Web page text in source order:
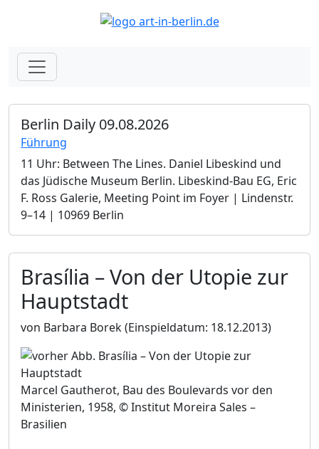
Berlin Daily 09.08.2026
Führung
11 Uhr: Between The Lines. Daniel Libeskind und
das Jüdische Museum Berlin.­ Libeskind-Bau EG, Eric
F. Ross Galerie, Meeting Point im Foyer | Lindenstr.
9–14 | 10969 Berlin
Brasília – Von der Utopie zur
Hauptstadt
von Barbara Borek(Einspieldatum: 18.12.2013)
Marcel Gautherot, Bau des Boulevards vor den
Ministerien, 1958, © Institut Moreira Sales –
Brasilien